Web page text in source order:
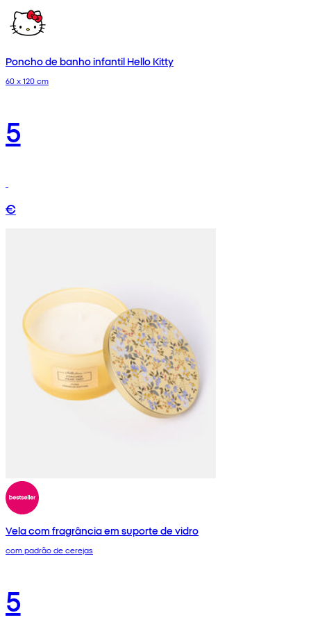
Poncho de banho infantil Hello Kitty
60 x 120 cm
5
€
Vela com fragrância em suporte de vidro
com padrão de cerejas
5